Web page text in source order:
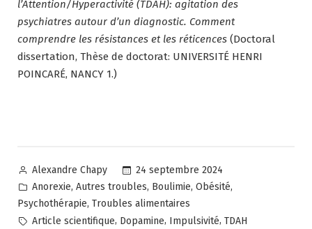
l’Attention/Hyperactivité (TDAH): agitation des
psychiatres autour d’un diagnostic. Comment
comprendre les résistances et les réticences (Doctoral
dissertation, Thèse de doctorat: UNIVERSITÉ HENRI
POINCARÉ, NANCY 1.)
Posted
by
Alexandre Chapy
24 septembre 2024
Posted
in
Anorexie, Autres troubles, Boulimie, Obésité,
Psychothérapie, Troubles alimentaires
Tags:
Article scientifique, Dopamine, Impulsivité, TDAH